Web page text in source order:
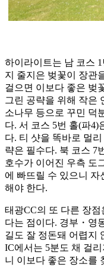
하이라이트는 남 코스
지 줄지은 벚꽃이 장관
걸으면 이보다 좋은 벚
그린 공략을 위해 작은
소나무 등으로 꾸민 덕
다. 서 코스 5번 홀(파4)
다. 티 샷을 똑바로 멀
략은 필수다. 북 코스 7
호수가 이어진 우측 도
에 빠뜨릴 수 있으니 자
해야 한다.
태광CC의 또 다른 장
다는 점이다. 경부・영
길도 잘 정돈돼 어렵지
IC에서는 5분도 채 걸
니 이보다 좋은 장소를